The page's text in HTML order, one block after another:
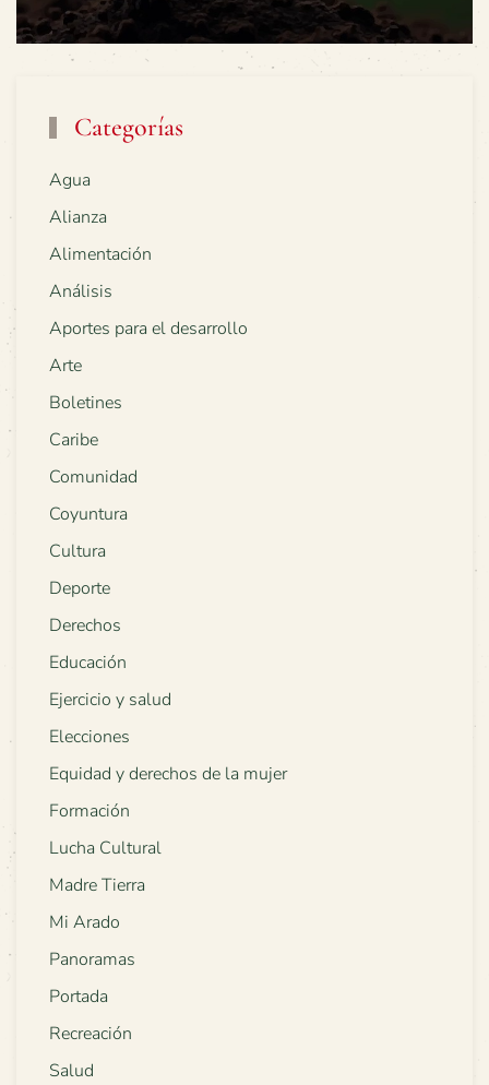
Categorías
Agua
Alianza
Alimentación
Análisis
Aportes para el desarrollo
Arte
Boletines
Caribe
Comunidad
Coyuntura
Cultura
Deporte
Derechos
Educación
Ejercicio y salud
Elecciones
Equidad y derechos de la mujer
Formación
Lucha Cultural
Madre Tierra
Mi Arado
Panoramas
Portada
Recreación
Salud